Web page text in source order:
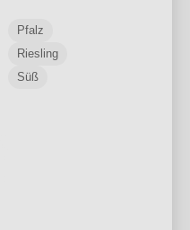
Pfalz
Riesling
Süß